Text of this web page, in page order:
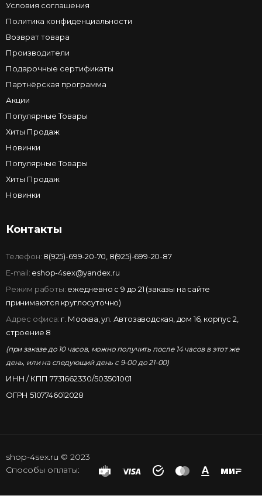
Условия соглашения
Политика конфиденциальности
Возврат товара
Производители
Подарочные сертификаты
Партнёрская программа
Акции
Популярные Товары
Хиты Продаж
Новинки
Популярные Товары
Хиты Продаж
Новинки
Контакты
Телефон: 8(925)-699-20-70 8(925)-699-20-87
E-mail: eshop-4sex@yandex.ru
Режим работы: ежедневно с 9 до 21 (заказы на сайте
принимаются круглосуточно)
Адрес офиса: г. Москва, ул. Автозаводская, дом 16, корпус 2,
строение 8
(при заказе до 10 часов, можно получить после 14 часов в этот же
день, или на следующий день с 9-00 до 21-00)
ИНН / КПП 7731662330/503501001
ОГРН 5107746012028
shop-4sex.ru © 2023
Способы оплаты: